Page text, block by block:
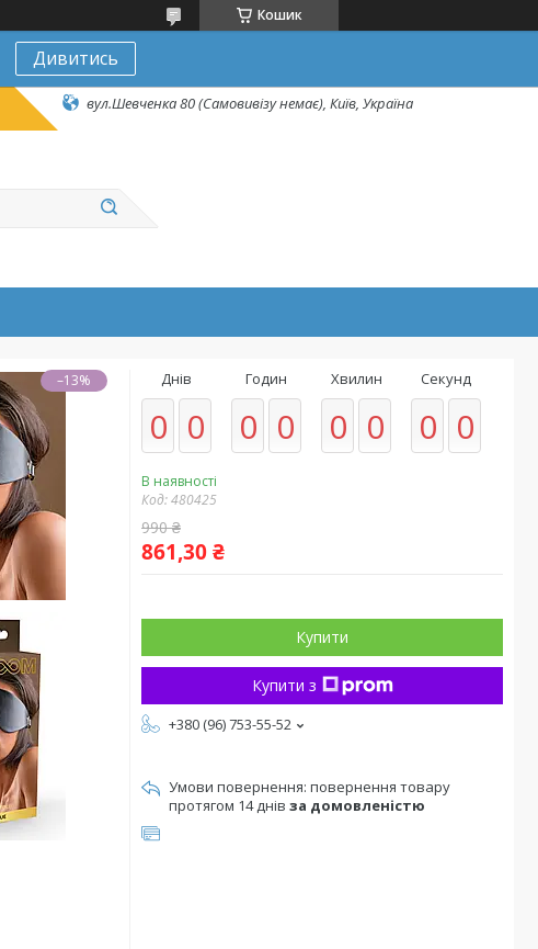
Кошик
Дивитись
вул.Шевченка 80 (Самовивізу немає), Київ, Україна
–13% Днів
0 0
Годин
0 0
Хвилин
0 0
Секунд
0 0
В наявності
Код:480425
990 ₴
861,30 ₴
Купити
Купити з
+380 (96) 753-55-52
повернення товару
протягом 14 днів за домовленістю